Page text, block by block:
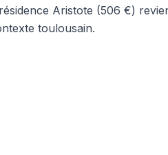
Aristote (506 €)
toulousain.